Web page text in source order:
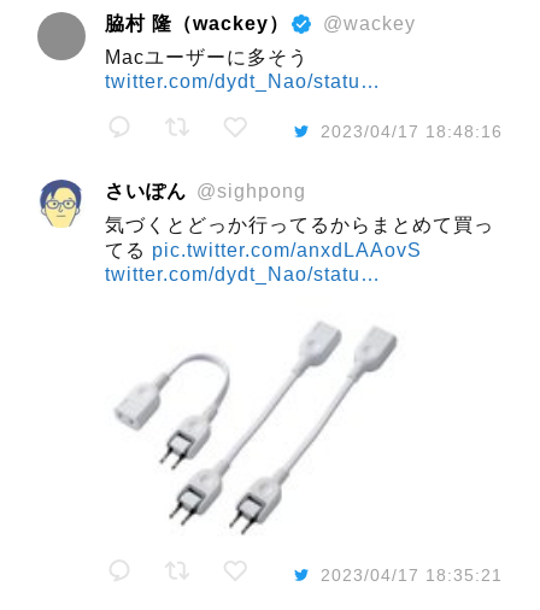
脇村 隆（wackey）
@wackey
Macユーザーに多そう
twitter.com/dydt_Nao/statu…
2023/04/17 18:48:16
さいぽん @sighpong
気づくとどっか行ってるからまとめて買っ
てる pic.twitter.com/anxdLAAovS
twitter.com/dydt_Nao/statu…
2023/04/17 18:35:21